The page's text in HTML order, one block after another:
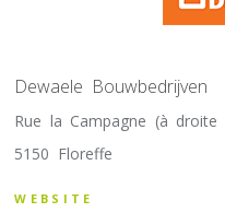
Dewaele Bouwbedrijven
Rue la Campagne (à droite
5150 Floreffe
WEBSITE